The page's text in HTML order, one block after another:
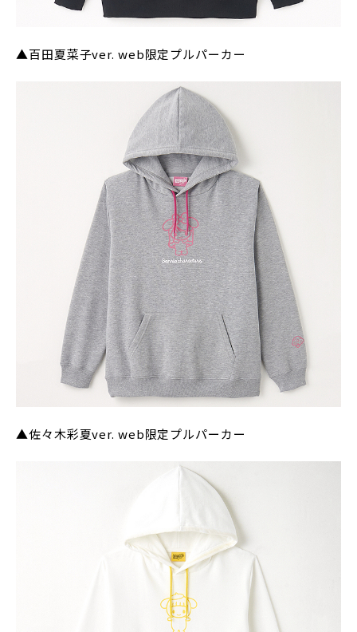
▲百田夏菜子ver. web限定プルパーカー
▲佐々木彩夏ver. web限定プルパーカー